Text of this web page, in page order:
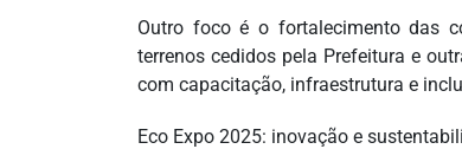
Outro foco é o fortalecimento das
terrenos cedidos pela Prefeitura e
com capacitação, infraestrutura e
Eco Expo 2025: inovação e